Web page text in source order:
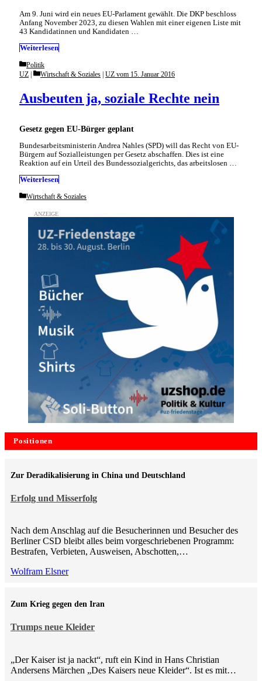
Am 9. Juni wird ein neues EU-Parlament gewählt. Die DKP beschloss
Anfang November 2023, zu diesen Wahlen mit einer eigenen Liste mit
43 Kandidatinnen und Kandidaten …
Weiterlesen
Categories
Politik
Gesetz gegen EU-Bürger geplant
Ausbeuten ja, soziale Rechte nein
UZ Categories
Wirtschaft & Soziales | UZ vom 15. Januar 2016
Bundesarbeitsministerin Andrea Nahles (SPD) will das Recht von EU-
Bürgern auf Sozialleistungen per Gesetz abschaffen. Dies ist eine
Reaktion auf ein Urteil des Bundessozialgerichts, das arbeitslosen …
Weiterlesen
Categories
Wirtschaft & Soziales
Positionen
Erfolg und Misserfolg
Zur Deradikalisierung in China und Deutschland
Nach dem Anschlag auf die Besucherinnen und Besucher des
Berliner CSD bleibt alles beim vorgeschriebenen Programm:
Bestrafen, Verbieten, Ausweisen, Abschotten,…
Wolfram Elsner
Trumps neue Kleider
Zum Krieg gegen den Iran
„Der Kaiser ist ja nackt“, ruft ein Kind in Hans Christian
Andersens Märchen „Des Kaisers neue Kleider“. Ist es mit…